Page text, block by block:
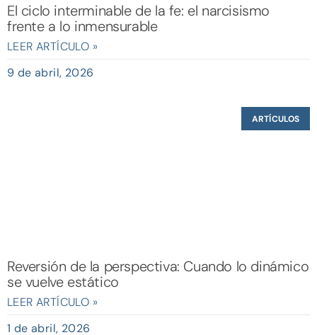
El ciclo interminable de la fe: el narcisismo
frente a lo inmensurable
LEER ARTÍCULO »
9 de abril, 2026
ARTÍCULOS
Reversión de la perspectiva: Cuando lo dinámico
se vuelve estático
LEER ARTÍCULO »
1 de abril, 2026